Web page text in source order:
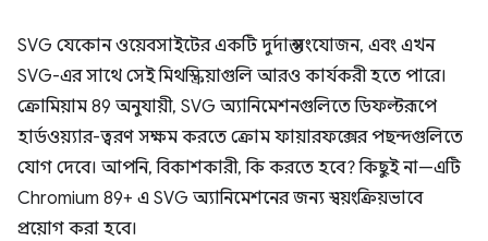
SVG যেকোন ওয়েবসাইটের একটি দুর্দান্ত সংযোজন, এবং এখন
SVG-এর সাথে সেই মিথস্ক্রিয়াগুলি আরও কার্যকরী হতে পারে।
ক্রোমিয়াম 89 অনুযায়ী, SVG অ্যানিমেশনগুলিতে ডিফল্টরূপে
হার্ডওয়্যার-ত্বরণ সক্ষম করতে ক্রোম ফায়ারফক্সের পছন্দগুলিতে
যোগ দেবে। আপনি, বিকাশকারী, কি করতে হবে? কিছুই না—এটি
Chromium 89+ এ SVG অ্যানিমেশনের জন্য স্বয়ংক্রিয়ভাবে
প্রয়োগ করা হবে।